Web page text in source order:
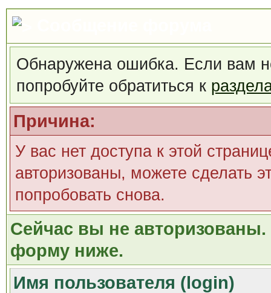
Обнаружена ошибка. Если вам
попробуйте обратиться к
Причина:
У вас нет доступа к этой
авторизованы, можете сделать
попробовать снова.
Сейчас вы не авторизованы.
форму ниже.
Имя пользователя (login)